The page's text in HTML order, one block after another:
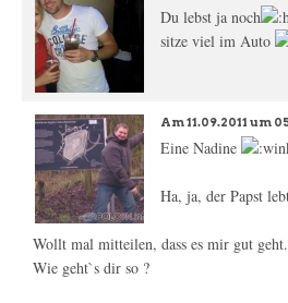
Du lebst ja noch
sitze viel im Auto
Am11.09.2011 um
Eine Nadine
Ha, ja, der Papst
Wollt mal mitteilen, dass es mir gut geht.
Wie geht`s dir so ?